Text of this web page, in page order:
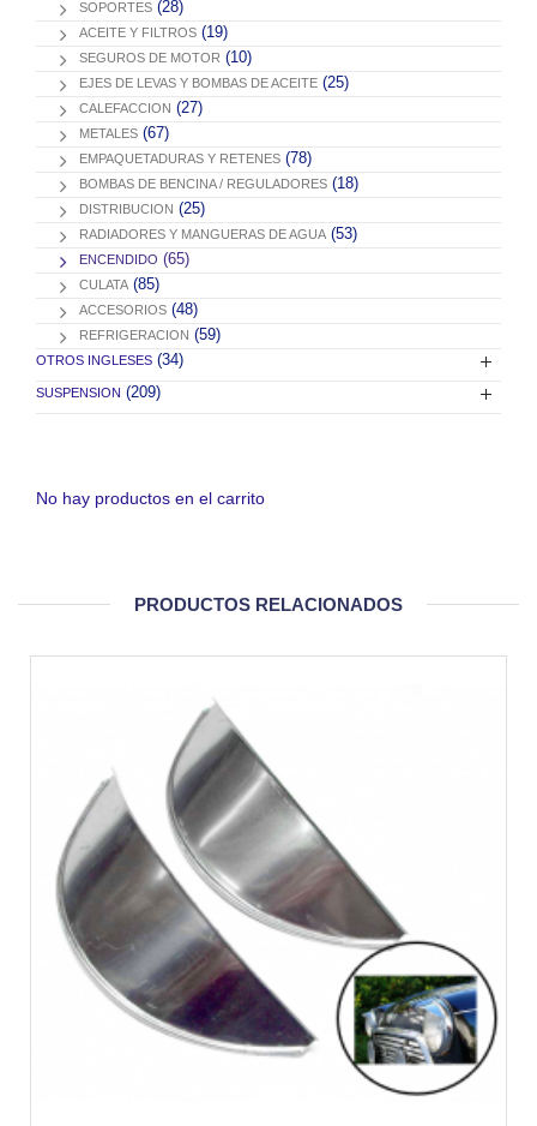
SOPORTES (28)
ACEITE Y FILTROS (19)
SEGUROS DE MOTOR (10)
EJES DE LEVAS Y BOMBAS DE ACEITE (25)
CALEFACCION (27)
METALES (67)
EMPAQUETADURAS Y RETENES (78)
BOMBAS DE BENCINA / REGULADORES (18)
DISTRIBUCION (25)
RADIADORES Y MANGUERAS DE AGUA (53)
ENCENDIDO (65)
CULATA (85)
ACCESORIOS (48)
REFRIGERACION (59)
OTROS INGLESES (34)
SUSPENSION (209)
No hay productos en el carrito
PRODUCTOS RELACIONADOS